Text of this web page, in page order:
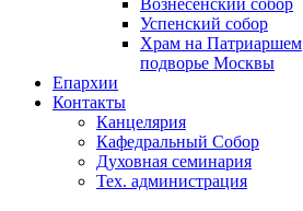
Успенский собор
Храм на Патриаршем
подворье Москвы
Епархии
Контакты
Канцелярия
Кафедральный Собор
Духовная семинария
Тех. администрация